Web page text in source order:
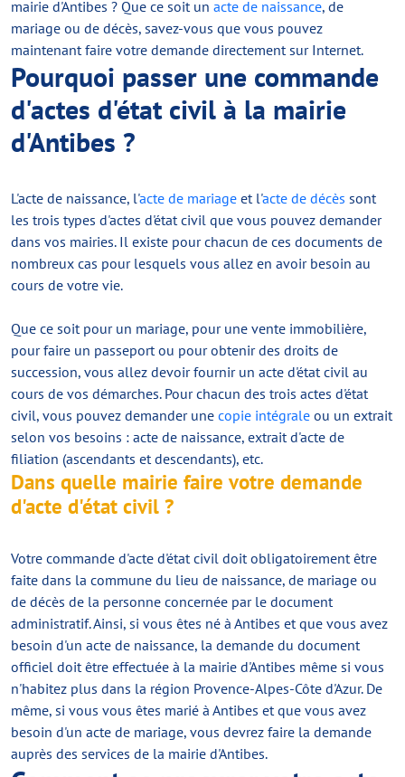
mairie d'Antibes ? Que ce soit un acte de naissance, de
mariage ou de décès, savez-vous que vous pouvez
maintenant faire votre demande directement sur Internet.
Pourquoi passer une commande
d'actes d'état civil à la mairie
d'Antibes ?
L'acte de naissance, l'acte de mariage et l'acte de décès sont
les trois types d'actes d'état civil que vous pouvez demander
dans vos mairies. Il existe pour chacun de ces documents de
nombreux cas pour lesquels vous allez en avoir besoin au
cours de votre vie.
Que ce soit pour un mariage, pour une vente immobilière,
pour faire un passeport ou pour obtenir des droits de
succession, vous allez devoir fournir un acte d'état civil au
cours de vos démarches. Pour chacun des trois actes d'état
civil, vous pouvez demander une copie intégrale ou un extrait
selon vos besoins : acte de naissance, extrait d'acte de
filiation (ascendants et descendants), etc.
Dans quelle mairie faire votre demande
d'acte d'état civil ?
Votre commande d'acte d'état civil doit obligatoirement être
faite dans la commune du lieu de naissance, de mariage ou
de décès de la personne concernée par le document
administratif. Ainsi, si vous êtes né à Antibes et que vous avez
besoin d'un acte de naissance, la demande du document
officiel doit être effectuée à la mairie d'Antibes même si vous
n'habitez plus dans la région Provence-Alpes-Côte d'Azur. De
même, si vous vous êtes marié à Antibes et que vous avez
besoin d'un acte de mariage, vous devrez faire la demande
auprès des services de la mairie d'Antibes.